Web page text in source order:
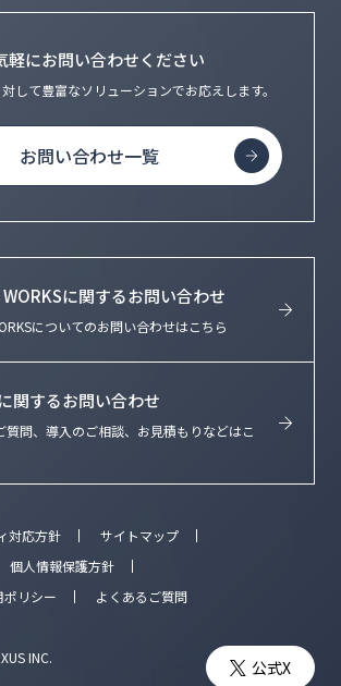
軽にお問い合わせください
して豊富なソリューションでお応えします。
お問い合わせ一覧
WORKSに関するお問い合わせ
についてのお問い合わせはこちら
関するお問い合わせ
質問、導入のご相談、お見積もりなどはこ
対応方針
サイトマップ
個人情報保護方針
ポリシー
よくあるご質問
INC.
公式X